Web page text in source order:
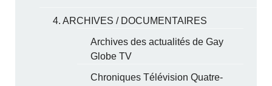
4. ARCHIVES / DOCUMENTAIRES
Archives des actualités de Gay
Globe TV
Chroniques Télévision Quatre-